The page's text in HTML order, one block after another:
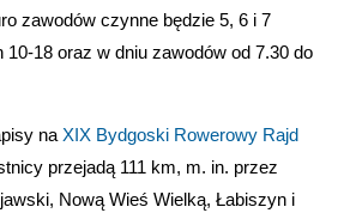
zawodów czynne będzie 5, 6 i 7
10-18 oraz w dniu zawodów od 7.30 do
na XIX Bydgoski Rowerowy Rajd
przejadą 111 km, m. in. przez
Nową Wieś Wielką, Łabiszyn i